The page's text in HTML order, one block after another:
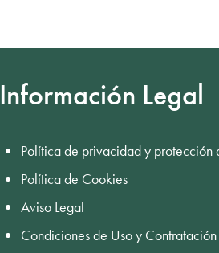
Información Legal
Política de privacidad y protección
Política de Cookies
Aviso Legal
Condiciones de Uso y Contratación